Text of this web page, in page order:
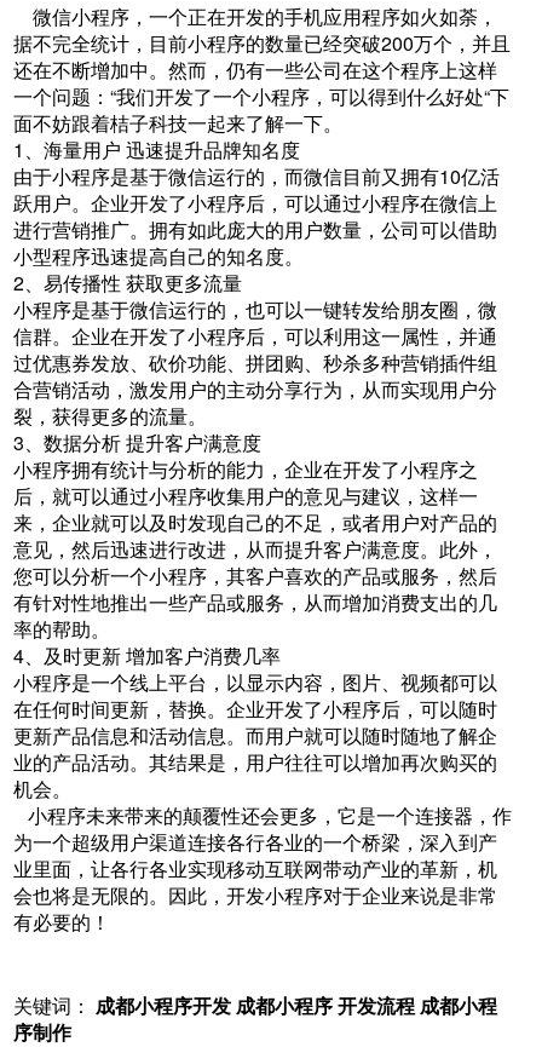
微信小程序，一个正在开发的手机应用程序如火如荼，
据不完全统计，目前小程序的数量已经突破200万个，并且
还在不断增加中。然而，仍有一些公司在这个程序上这样
一个问题：“我们开发了一个小程序，可以得到什么好处“下
面不妨跟着桔子科技一起来了解一下。
1、海量用户 迅速提升品牌知名度
由于小程序是基于微信运行的，而微信目前又拥有10亿活
跃用户。企业开发了小程序后，可以通过小程序在微信上
进行营销推广。拥有如此庞大的用户数量，公司可以借助
小型程序迅速提高自己的知名度。
2、易传播性 获取更多流量
小程序是基于微信运行的，也可以一键转发给朋友圈，微
信群。企业在开发了小程序后，可以利用这一属性，并通
过优惠券发放、砍价功能、拼团购、秒杀多种营销插件组
合营销活动，激发用户的主动分享行为，从而实现用户分
裂，获得更多的流量。
3、数据分析 提升客户满意度
小程序拥有统计与分析的能力，企业在开发了小程序之
后，就可以通过小程序收集用户的意见与建议，这样一
来，企业就可以及时发现自己的不足，或者用户对产品的
意见，然后迅速进行改进，从而提升客户满意度。此外，
您可以分析一个小程序，其客户喜欢的产品或服务，然后
有针对性地推出一些产品或服务，从而增加消费支出的几
率的帮助。
4、及时更新 增加客户消费几率
小程序是一个线上平台，以显示内容，图片、视频都可以
在任何时间更新，替换。企业开发了小程序后，可以随时
更新产品信息和活动信息。而用户就可以随时随地了解企
业的产品活动。其结果是，用户往往可以增加再次购买的
机会。
小程序未来带来的颠覆性还会更多，它是一个连接器，作
为一个超级用户渠道连接各行各业的一个桥梁，深入到产
业里面，让各行各业实现移动互联网带动产业的革新，机
会也将是无限的。因此，开发小程序对于企业来说是非常
有必要的！
关键词：成都小程序开发成都小程序 开发流程成都小程
序制作